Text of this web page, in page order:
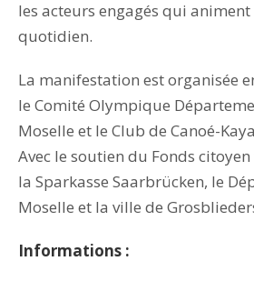
les acteurs engagés qui
quotidien.
La manifestation est organisée
le Comité Olympique
Moselle et le Club de Canoé-
Avec le soutien du Fonds
la Sparkasse Saarbrücken, le
Moselle et la ville de
Informations :